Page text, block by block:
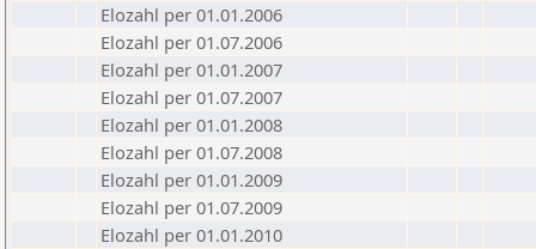
Elozahl per 01.01.2006
Elozahl per 01.07.2006
Elozahl per 01.01.2007
Elozahl per 01.07.2007
Elozahl per 01.01.2008
Elozahl per 01.07.2008
Elozahl per 01.01.2009
Elozahl per 01.07.2009
Elozahl per 01.01.2010